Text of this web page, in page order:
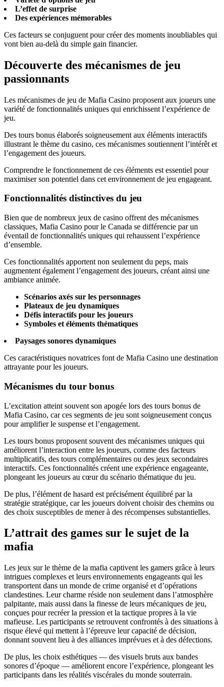
L’effet de surprise
Des expériences mémorables
Ces facteurs se conjuguent pour créer des moments inoubliables qui
vont bien au-delà du simple gain financier.
Découverte des mécanismes de jeu
passionnants
Les mécanismes de jeu de Mafia Casino proposent aux joueurs une
variété de fonctionnalités uniques qui enrichissent l’expérience de
jeu.
Des tours bonus élaborés soigneusement aux éléments interactifs
illustrant le thème du casino, ces mécanismes soutiennent l’intérêt et
l’engagement des joueurs.
Comprendre le fonctionnement de ces éléments est essentiel pour
maximiser son potentiel dans cet environnement de jeu engageant.
Fonctionnalités distinctives du jeu
Bien que de nombreux jeux de casino offrent des mécanismes
classiques, Mafia Casino pour le Canada se différencie par un
éventail de fonctionnalités uniques qui rehaussent l’expérience
d’ensemble.
Ces fonctionnalités apportent non seulement du peps, mais
augmentent également l’engagement des joueurs, créant ainsi une
ambiance animée.
Scénarios axés sur les personnages
Plateaux de jeu dynamiques
Défis interactifs pour les joueurs
Symboles et éléments thématiques
Paysages sonores dynamiques
Ces caractéristiques novatrices font de Mafia Casino une destination
attrayante pour les joueurs.
Mécanismes du tour bonus
L’excitation atteint souvent son apogée lors des tours bonus de
Mafia Casino, car ces segments de jeu sont soigneusement conçus
pour amplifier le suspense et l’engagement.
Les tours bonus proposent souvent des mécanismes uniques qui
améliorent l’interaction entre les joueurs, comme des facteurs
multiplicatifs, des tours complémentaires ou des jeux secondaires
interactifs. Ces fonctionnalités créent une expérience engageante,
plongeant les joueurs au cœur du scénario thématique du jeu.
De plus, l’élément de hasard est précisément équilibré par la
stratégie stratégique, car les joueurs doivent choisir des chemins ou
des choix susceptibles de mener à des récompenses substantielles.
L’attrait des games sur le sujet de la
mafia
Les jeux sur le thème de la mafia captivent les gamers grâce à leurs
intrigues complexes et leurs environnements engageants qui les
transportent dans un monde de crime organisé et d’opérations
clandestines. Leur charme réside non seulement dans l’atmosphère
palpitante, mais aussi dans la finesse de leurs mécaniques de jeu,
conçues pour recréer la pression et la tactique propres à la vie
mafieuse. Les participants se retrouvent confrontés à des situations à
risque élevé qui mettent à l’épreuve leur capacité de décision,
donnant souvent lieu à des alliances imprévues et à des défections.
De plus, les choix esthétiques — des visuels bruts aux bandes
sonores d’époque — améliorent encore l’expérience, plongeant les
participants dans les réalités viscérales du monde souterrain.